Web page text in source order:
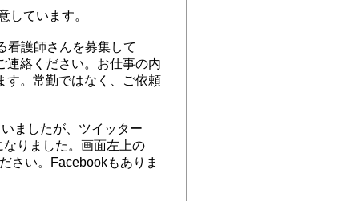
ています。
護師さんを募集して
さい。お仕事の内
ではなく、ご依頼
したが、ツイッター
た。画面左上の
Facebookもありま